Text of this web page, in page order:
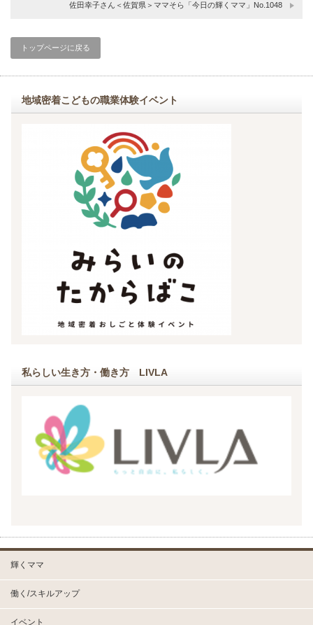
佐田幸子さん＜佐賀県＞ママそら「今日の輝くママ」No.1048
トップページに戻る
地域密着こどもの職業体験イベント
私らしい生き方・働き方 LIVLA
輝くママ
働く/スキルアップ
イベント